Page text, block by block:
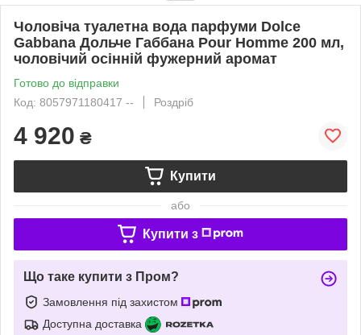
Чоловіча туалетна вода парфуми Dolce
Gabbana Дольче Габбана Pour Homme 200 мл,
чоловічий осінній фужерний аромат
Готово до відправки
Код: 8057971180417 --
Роздріб
4 920 ₴
Купити
або
Купити з
Що таке купити з Пром?
Замовлення під захистом
Доступна доставка